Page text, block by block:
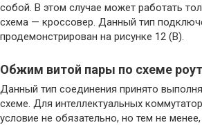
собой. В этом случае может работать
схема — кроссовер. Данный тип
продемонстрирован на рисунке 12 (В).
Обжим витой пары по схеме
Данный тип соединения принято
схеме. Для интеллектуальных
условие не обязательно, но тем не